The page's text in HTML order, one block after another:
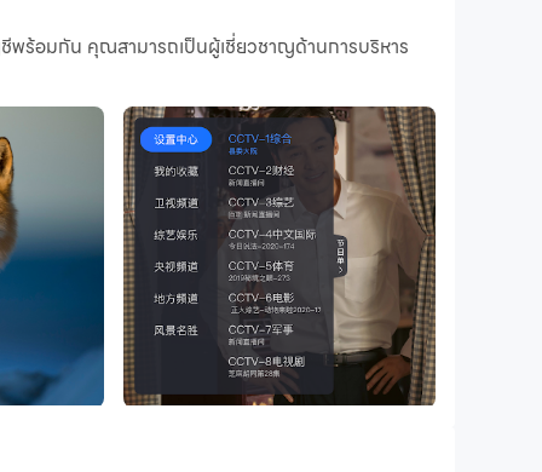
ความคมชัดสูงของเวอร์ชันพีซี!
โพ้นทะเล ฮ่องกง มาเก๊า และไต้หวัน สาย
รถ่ายทอดสดของช่องข่าวตามเวลาจริงหลายชุด
พร้อมกัน คุณสามารถเป็นผู้เชี่ยวชาญด้านการบริหาร